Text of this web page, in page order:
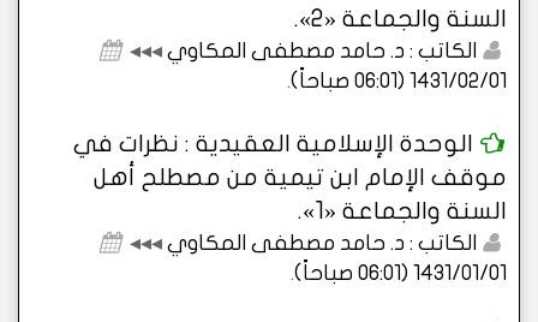
السنة والجماعة «2».
الكاتب : د. حامد مصطفى المكاوي ◂◂◂
1431/02/01 (06:01 صباحاً)
.
الوحدة الإسلامية العقيدية : نظرات في
موقف الإمام ابن تيمية من مصطلح أهل
السنة والجماعة «1».
الكاتب : د. حامد مصطفى المكاوي ◂◂◂
1431/01/01 (06:01 صباحاً)
.